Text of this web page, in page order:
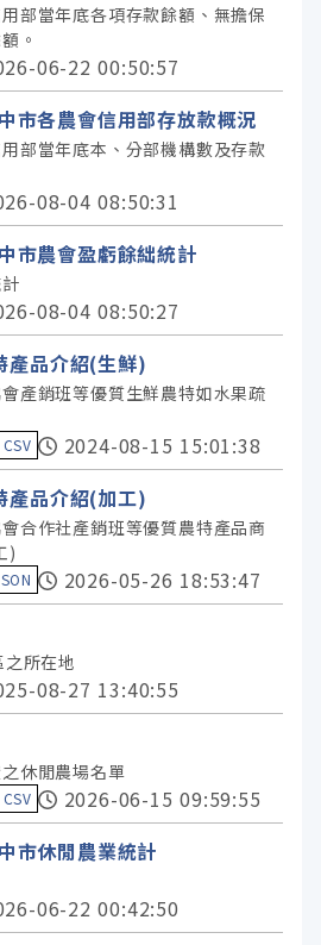
部當年底各項存款餘額、無擔保
。
06-22 00:50:57
市各農會信用部存放款概況
部當年底本、分部機構數及存款
08-04 08:50:31
市農會盈虧餘絀統計
08-04 08:50:27
產品介紹(生鮮)
產銷班等優質生鮮農特如水果疏
CSV
2024-08-15 15:01:38
產品介紹(加工)
合作社產銷班等優質農特產品商
)
2026-05-26 18:53:47
所在地
08-27 13:40:55
休閒農場名單
CSV
2026-06-15 09:59:55
市休閒農業統計
06-22 00:42:50